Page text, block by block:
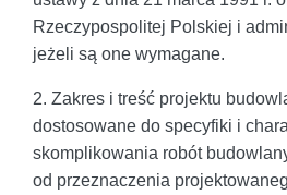
Rzeczypospolitej Polskiej i
jeżeli są one wymagane.
2. Zakres i treść projektu
dostosowane do specyfiki i
skomplikowania robót
od przeznaczenia